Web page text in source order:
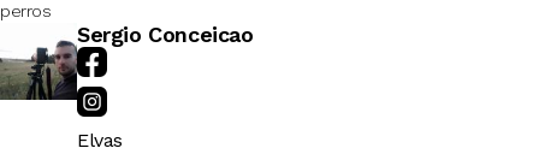
perros
Sergio Conceicao
Elvas